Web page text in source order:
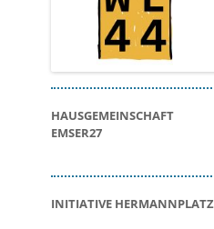
HAUSGEMEINSCHAFT
EMSER27
INITIATIVE HERMANNPLATZ